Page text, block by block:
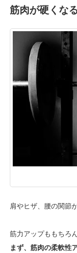
筋肉が硬くな
肩やヒザ、腰の関節
筋力アップももちろ
まず、筋肉の柔軟性